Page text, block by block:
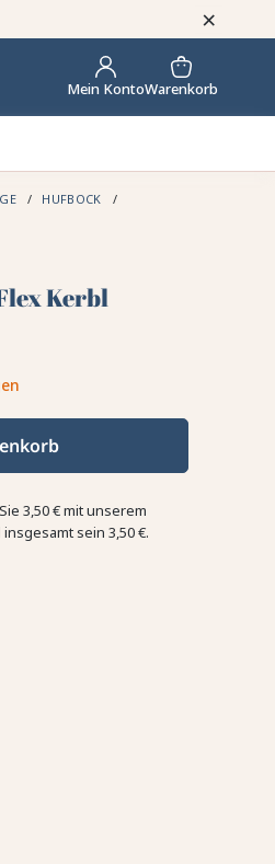
×
Mein KontoWarenkorb
HUFBOCK
Kerbl
3,50 €mit unserem
insgesamt sein3,50 €.